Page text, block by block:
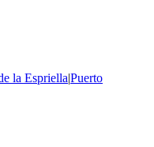
la Espriella|Puerto